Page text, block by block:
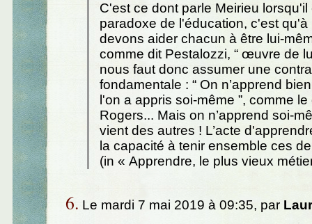
C'est ce dont parle Meirieu lorsqu'il
paradoxe de l'éducation, c'est qu'à
devons aider chacun à être lui-
comme dit Pestalozzi, “ œuvre de
nous faut donc assumer une
fondamentale : “ On n’apprend
l'on a appris soi-même ”, comme le
Rogers... Mais on n’apprend soi-
vient des autres ! L’acte
la capacité à tenir ensemble ces
(in « Apprendre, le plus vieux
6. Le mardi 7 mai 2019 à 09:35, par